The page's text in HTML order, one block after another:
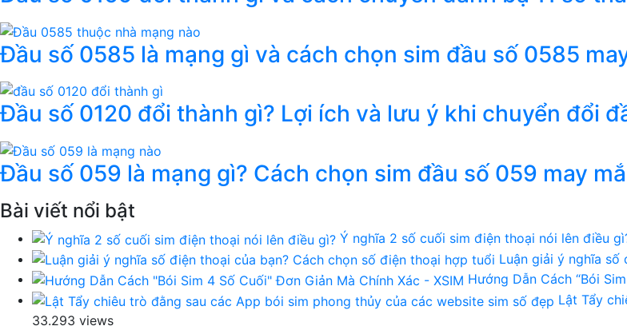
Đầu số 0585 là mạng gì và cách chọn sim đầu số 0585
Đầu số 0120 đổi thành gì? Lợi ích và lưu ý khi chuyển đổi
Đầu số 059 là mạng gì? Cách chọn sim đầu số 059 may
Bài viết nổi bật
Ý nghĩa 2 số cuối sim điện thoại nói lên điều
Luận giải ý nghĩa
Hướng Dẫn Cách “Bói
Lật Tẩy
33.293 views